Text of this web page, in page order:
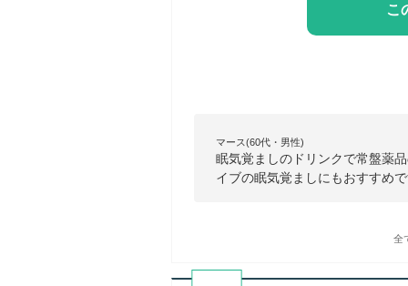
こ
マース(60代・男性)
眠気覚ましのドリンクで常盤薬
イブの眠気覚ましにもおすすめ
全